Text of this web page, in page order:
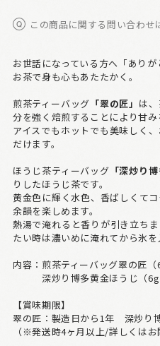
この商品に関する問い合わせ
お世話になっている方へ「ありが
お茶で身も心もあたたかく。
煎茶ティーバッグ 「翠の匠」 は
分を強く焙煎することにより甘み
アイスでもホットでも美味しく
だけます。
ほうじ茶ティーバッグ 「深炒り
りしたほうじ茶です。
黄金色に輝く水色、香ばしくて
余韻を楽しめます。
熱湯で淹れると香りが引き立ち
たい時は濃いめに淹れてから氷を
内容：煎茶ティーバッグ翠の匠
深炒り博多黄金ほうじ（
【賞味期限】
翠の匠：製造日から1年 深炒り
（※発送時4ヶ月以上/詳しくはお